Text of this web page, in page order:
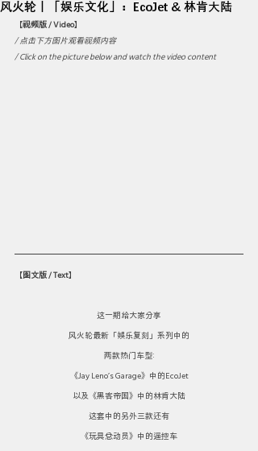
风火轮｜「娱乐文化」：EcoJet & 林肯大陆
【视频版 / Video】
/ 点击下方图片观看视频内容
/ Click on the picture below and watch the video content
【 图文版 / Text】
这一期给大家分享
风火轮最新「娱乐复刻」系列中的
两款热门车型:
《Jay Leno’s Garage》中的EcoJet
以及《黑客帝国》中的林肯大陆
这套中的另外三款还有
《玩具总动员》中的遥控车